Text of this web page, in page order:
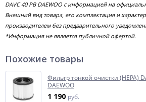
DAVC 40 PB DAEWOO с информацией на
Внешний вид товара, его комплектация и
производителем без предварительного
*Информация не является публичной офертой.
Похожие товары
Фильтр тонкой очистки (HEPA)
DAEWOO
1 190 руб.